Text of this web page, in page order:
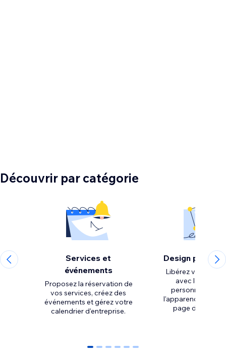
Découvrir par catégorie
Services et
événements
Proposez la réservation de
vos services, créez des
événements et gérez votre
calendrier d'entreprise.
Design
Libérez votre
avec les outils
l'apparence et la
0 1 2 3 4 5